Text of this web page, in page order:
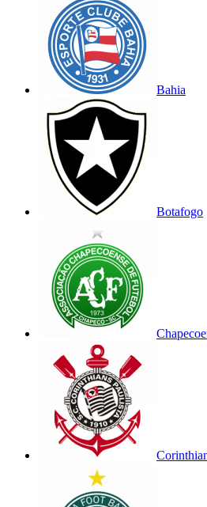
Bahia
Botafogo